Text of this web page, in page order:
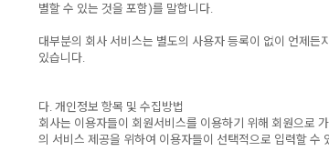
별할 수 있는 것을 포함)를 말합니다.
대부분의 회사 서비스는 별도의 사용자 등록이 없이 언제
있습니다.
다. 개인정보 항목 및 수집방법
회사는 이용자들이 회원서비스를 이용하기 위해 회원으로
의 서비스 제공을 위하여 이용자들이 선택적으로 입력할